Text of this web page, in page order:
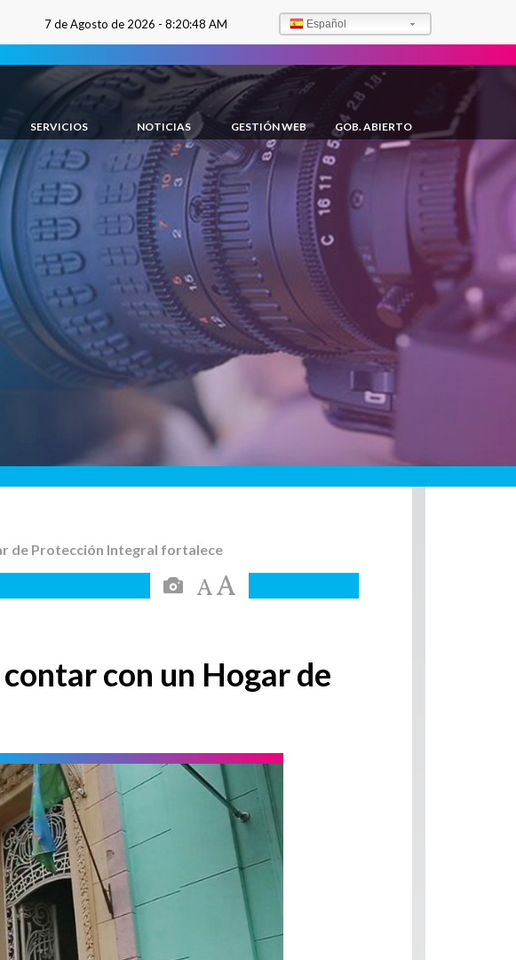
7 de Agosto de 2026 - 8:20:50 AM Español
SERVICIOS NOTICIAS GESTIÓN WEB GOB. ABIERTO
de Protección Integral fortalece
con un Hogar de